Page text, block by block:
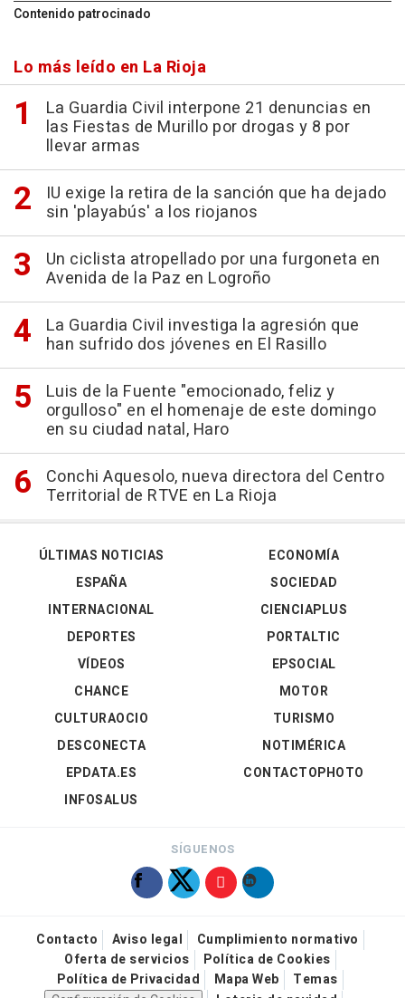
Contenido patrocinado
Lo más leído en La Rioja
La Guardia Civil interpone 21 denuncias en
las Fiestas de Murillo por drogas y 8 por
llevar armas
IU exige la retira de la sanción que ha dejado
sin 'playabús' a los riojanos
Un ciclista atropellado por una furgoneta en
Avenida de la Paz en Logroño
La Guardia Civil investiga la agresión que
han sufrido dos jóvenes en El Rasillo
Luis de la Fuente "emocionado, feliz y
orgulloso" en el homenaje de este domingo
en su ciudad natal, Haro
Conchi Aquesolo, nueva directora del Centro
Territorial de RTVE en La Rioja
ÚLTIMAS NOTICIAS
ESPAÑA
INTERNACIONAL
DEPORTES
VÍDEOS
ECONOMÍA
SOCIEDAD
CIENCIAPLUS
PORTALTIC
EPSOCIAL
CHANCE
CULTURAOCIO
DESCONECTA
EPDATA.ES
INFOSALUS
MOTOR
TURISMO
NOTIMÉRICA
CONTACTOPHOTO
SÍGUENOS
Contacto Aviso legal
Cumplimiento normativo
Oferta de servicios
Política de Cookies
Política de Privacidad
Mapa Web
Temas